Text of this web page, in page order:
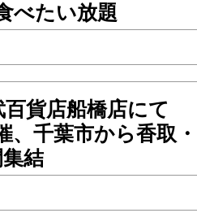
べたい放題
貨店船橋店にて
、千葉市から香取・
結